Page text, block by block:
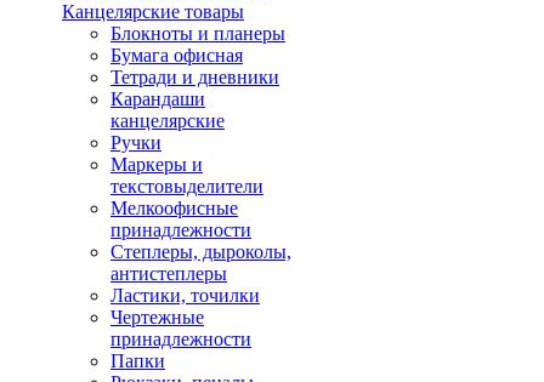
Канцелярские товары
Блокноты и планеры
Бумага офисная
Тетради и дневники
Карандаши
канцелярские
Ручки
Маркеры и
текстовыделители
Мелкоофисные
принадлежности
Степлеры, дыроколы,
антистеплеры
Ластики, точилки
Чертежные
принадлежности
Папки